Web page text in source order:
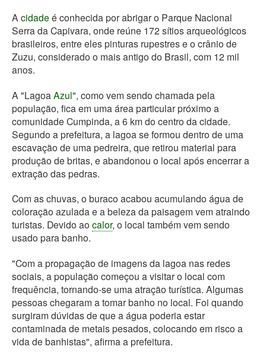
A cidade é conhecida por abrigar o Parque Nacional
Serra da Capivara, onde reúne 172 sítios arqueológicos
brasileiros, entre eles pinturas rupestres e o crânio de
Zuzu, considerado o mais antigo do Brasil, com 12 mil
anos.
A "LagoaAzul", como vem sendo chamada pela
população, fica em uma área particular próximo a
comunidade Cumpinda, a 6 km do centro da cidade.
Segundo a prefeitura, a lagoa se formou dentro de uma
escavação de uma pedreira, que retirou material para
produção de britas, e abandonou o local após encerrar a
extração das pedras.
Com as chuvas, o buraco acabou acumulando água de
coloração azulada e a beleza da paisagem vem atraindo
turistas. Devido ao calor, o local também vem sendo
usado para banho.
"Com a propagação de imagens da lagoa nas redes
sociais, a população começou a visitar o local com
frequência, tornando-se uma atração turística. Algumas
pessoas chegaram a tomar banho no local. Foi quando
surgiram dúvidas de que a água poderia estar
contaminada de metais pesados, colocando em risco a
vida de banhistas", afirma a prefeitura.